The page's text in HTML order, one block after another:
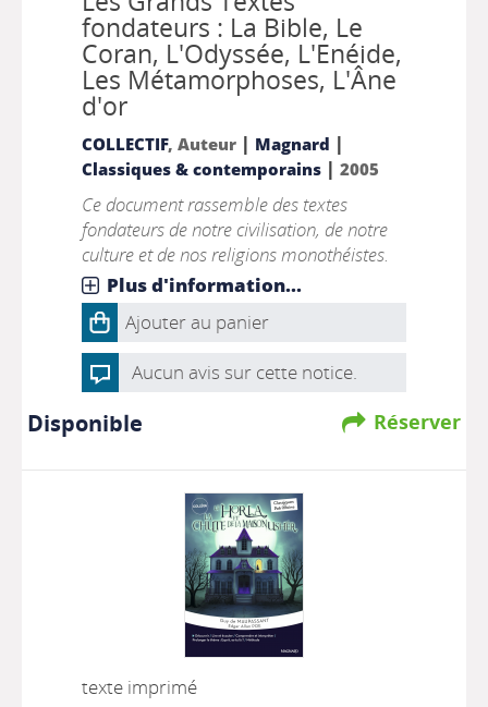
fondateurs : La Bible, Le
Coran, L'Odyssée, L'Enéide,
Les Métamorphoses, L'Âne
d'or
COLLECTIF, Auteur | Magnard |
Classiques & contemporains| 2005
Ce document rassemble des textes
fondateurs de notre civilisation, de notre
culture et de nos religions monothéistes.
Plus d'information...
Ajouter au panier
Aucun avis sur cette notice.
Réserver
Disponible
texte imprimé